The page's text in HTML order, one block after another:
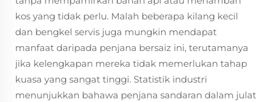
kos yang tidak perlu. Malah beberapa kilang kecil
dan bengkel servis juga mungkin mendapat
manfaat daripada penjana bersaiz ini, terutamanya
jika kelengkapan mereka tidak memerlukan tahap
kuasa yang sangat tinggi. Statistik industri
menunjukkan bahawa penjana sandaran dalam julat